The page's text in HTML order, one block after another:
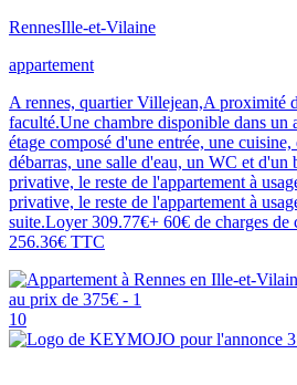
RennesIlle-et-Vilaine
appartement
A rennes, quartier Villejean,A proximité
faculté.Une chambre disponible dans un
étage composé d'une entrée, une
débarras, une salle d'eau, un WC et d'un
privative, le reste de l'appartement à
privative, le reste de l'appartement à
suite.Loyer 309.77€+ 60€ de charges de
256.36€ TTC
10